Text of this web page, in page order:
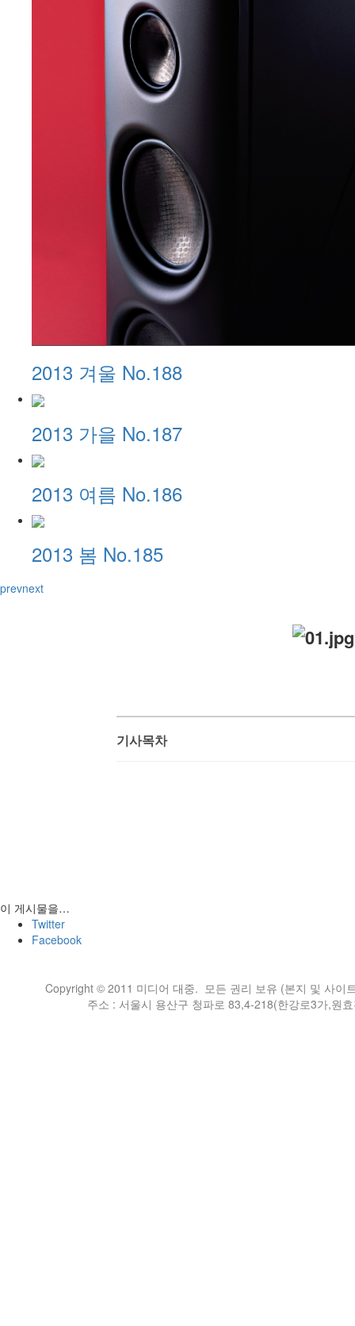
2013 겨울 No.188
2013 가을 No.187
2013 여름 No.186
2013 봄 No.185
prevnext
기사목차
이 게시물을…
Twitter
Facebook
Copyright © 2011 미디어 대중. 모든 권리 보유 (본지 및 사이
주소 : 서울시 용산구 청파로 83,4-218(한강로3가,